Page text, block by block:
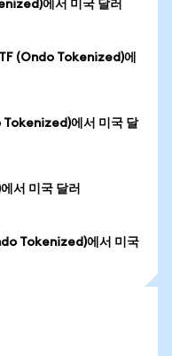
에서 미국 달러
(Ondo Tokenized)에
에서 미국 달
서 미국 달러
Tokenized)에서 미국